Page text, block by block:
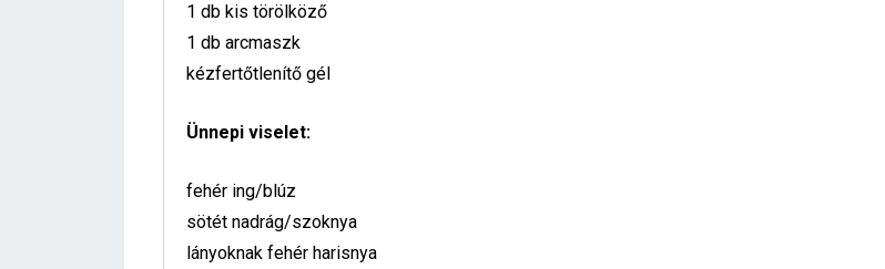
1 db kis törölköző
1 db arcmaszk
kézfertőtlenítő gél
Ünnepi viselet:
fehér ing/blúz
sötét nadrág/szoknya
lányoknak fehér harisnya